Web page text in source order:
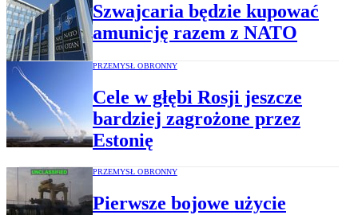
Szwajcaria będzie kupować
amunicję razem z NATO
PRZEMYSŁ OBRONNY
Cele w głębi Rosji jeszcze
bardziej zagrożone przez
Estonię
PRZEMYSŁ OBRONNY
Pierwsze bojowe użycie